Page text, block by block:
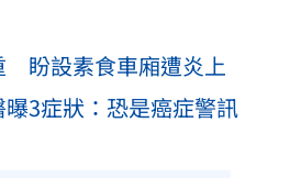
盼設素食車廂遭炎上
3症狀：恐是癌症警訊